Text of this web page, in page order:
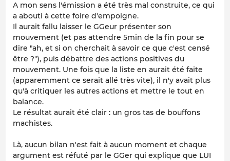
A mon sens l'émission a été très mal construite, ce qui
a abouti à cette foire d'empoigne.
Il aurait fallu laisser le GGeur présenter son
mouvement (et pas attendre 5min de la fin pour se
dire "ah, et si on cherchait à savoir ce que c'est censé
être ?"), puis débattre des actions positives du
mouvement. Une fois que la liste en aurait été faite
(apparemment ce serait allé très vite), il n'y avait plus
qu'à critiquer les autres actions et mettre le tout en
balance.
Le résultat aurait été clair : un gros tas de bouffons
machistes.
Là, aucun bilan n'est fait à aucun moment et chaque
argument est réfuté par le GGer qui explique que LUI